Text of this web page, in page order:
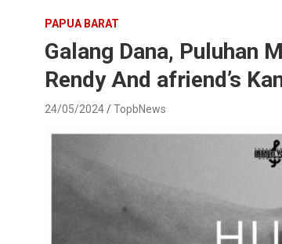
PAPUA BARAT
Galang Dana, Puluhan
Rendy And afriend’s
24/05/2024 TopbNews